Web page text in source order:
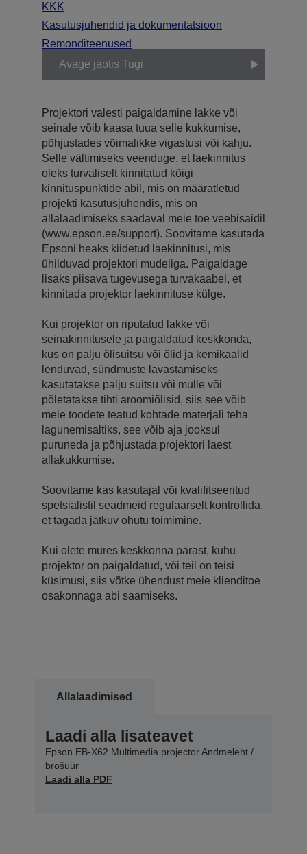
KKK
Kasutusjuhendid ja dokumentatsioon
Remonditeenused
Avage jaotis Tugi
Projektori valesti paigaldamine lakke või
seinale võib kaasa tuua selle kukkumise,
põhjustades võimalikke vigastusi või kahju.
Selle vältimiseks veenduge, et laekinnitus
oleks turvaliselt kinnitatud kõigi
kinnituspunktide abil, mis on määratletud
projekti kasutusjuhendis, mis on
allalaadimiseks saadaval meie toe veebisaidil
(www.epson.ee/support). Soovitame kasutada
Epsoni heaks kiidetud laekinnitusi, mis
ühilduvad projektori mudeliga. Paigaldage
lisaks piisava tugevusega turvakaabel, et
kinnitada projektor laekinnituse külge.
Kui projektor on riputatud lakke või
seinakinnitusele ja paigaldatud keskkonda,
kus on palju õlisuitsu või õlid ja kemikaalid
lenduvad, sündmuste lavastamiseks
kasutatakse palju suitsu või mulle või
põletatakse tihti aroomiõlisid, siis see võib
meie toodete teatud kohtade materjali teha
lagunemisaltiks, see võib aja jooksul
puruneda ja põhjustada projektori laest
allakukkumise.
Soovitame kas kasutajal või kvalifitseeritud
spetsialistil seadmeid regulaarselt kontrollida,
et tagada jätkuv ohutu toimimine.
Kui olete mures keskkonna pärast, kuhu
projektor on paigaldatud, või teil on teisi
küsimusi, siis võtke ühendust meie klienditoe
osakonnaga abi saamiseks.
Allalaadimised
Laadi alla lisateavet
Epson EB-X62 Multimedia projector Andmeleht /
brošüür
Laadi alla PDF